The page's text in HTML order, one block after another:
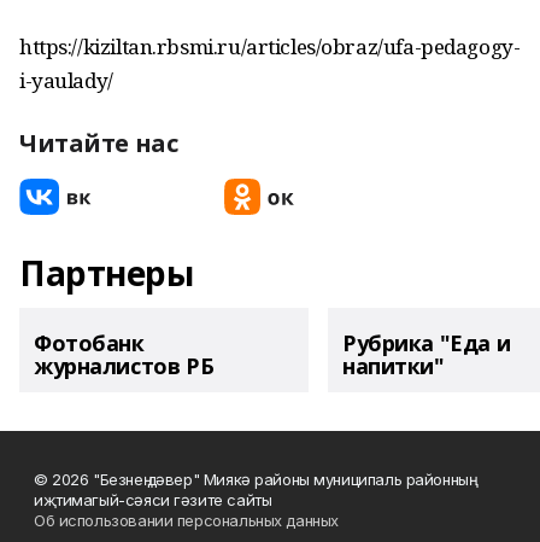
https://kiziltan.rbsmi.ru/articles/obraz/ufa-pedagogy-
i-yaulady/
Читайте нас
Партнеры
Фотобанк
журналистов РБ
Рубрика "Еда и
напитки"
© 2026 "Безнең дәвер" Миякә районы муниципаль районның
иҗтимагый-сәяси гәзите сайты
Об использовании персональных данных